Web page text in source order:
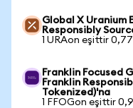
Global X Uranium
Responsibly
1 URAon eşittir
Franklin Focused
Franklin
Tokenized)'na
1 FFOGon eşittir